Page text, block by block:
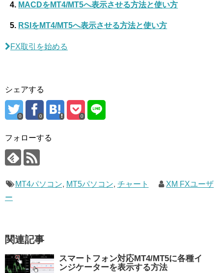
MACDをMT4/MT5へ表示させる方法と使い方
RSIをMT4/MT5へ表示させる方法と使い方
FX取引を始める
シェアする
0 0 0
フォローする
MT4パソコン, MT5パソコン, チャート
XM FXユーザ
ー
関連記事
スマートフォン対応MT4/MT5に各種イ
ンジケーターを表示する方法